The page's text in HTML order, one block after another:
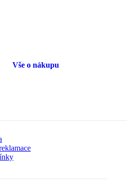
Vše o nákupu